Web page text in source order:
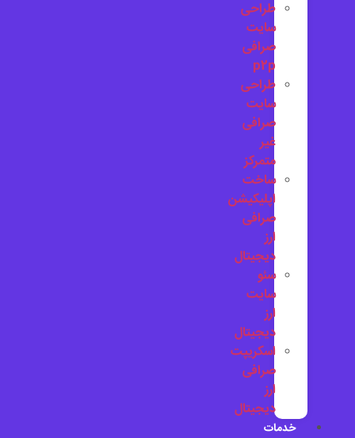
طراحی
سایت
صرافی
p2p
طراحی
سایت
صرافی
غیر
متمرکز
ساخت
اپلیکیشن
صرافی
ارز
دیجیتال
سئو
سایت
ارز
دیجیتال
اسکریپت
صرافی
ارز
دیجیتال
خدمات